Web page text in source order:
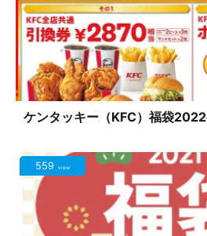
ケンタッキー（KFC）福袋
559 view